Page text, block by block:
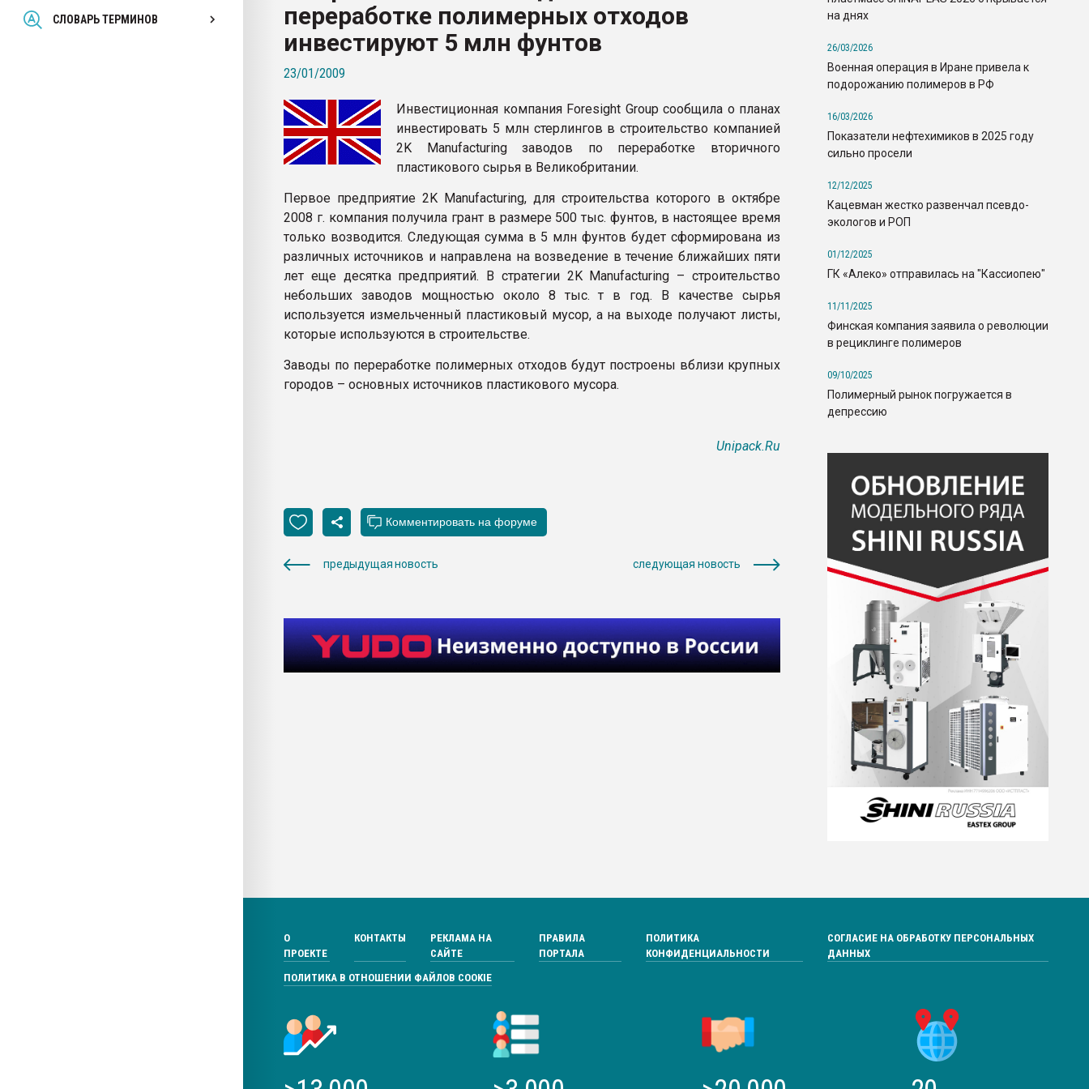
СЛОВАРЬ ТЕРМИНОВ
Всё, что касается выдува ПЭТ
бутылок
ПЕРЕЙТИ НА ФОРУМ
переработке полимерных отходов
инвестируют 5 млн фунтов
23/01/2009
Инвестиционная компания Foresight Group сообщила о планах
инвестировать 5 млн стерлингов в строительство компанией
2K Manufacturing заводов по переработке вторичного
пластикового сырья в Великобритании.
Первое предприятие 2K Manufacturing, для строительства которого в октябре
2008 г. компания получила грант в размере 500 тыс. фунтов, в настоящее время
только возводится. Следующая сумма в 5 млн фунтов будет сформирована из
различных источников и направлена на возведение в течение ближайших пяти
лет еще десятка предприятий. В стратегии 2K Manufacturing – строительство
небольших заводов мощностью около 8 тыс. т в год. В качестве сырья
используется измельченный пластиковый мусор, а на выходе получают листы,
которые используются в строительстве.
Заводы по переработке полимерных отходов будут построены вблизи крупных
городов – основных источников пластикового мусора.
Unipack.Ru
предыдущая новость следующая новость
на днях
26/03/2026
Военная операция в Иране привела к
подорожанию полимеров в РФ
16/03/2026
Показатели нефтехимиков в 2025 году
сильно просели
12/12/2025
Кацевман жестко развенчал псевдо-
экологов и РОП
01/12/2025
ГК «Алеко» отправилась на "Кассиопею"
11/11/2025
Финская компания заявила о революции
в рециклинге полимеров
09/10/2025
Полимерный рынок погружается в
депрессию
О
ПРОЕКТЕ
КОНТАКТЫ
РЕКЛАМА НА
САЙТЕ
ПРАВИЛА
ПОРТАЛА
ПОЛИТИКА
КОНФИДЕНЦИАЛЬНОСТИ
СОГЛАСИЕ НА ОБРАБОТКУ ПЕРСОНАЛЬНЫХ
ДАННЫХ
ПОЛИТИКА В ОТНОШЕНИИ ФАЙЛОВ COOKIE